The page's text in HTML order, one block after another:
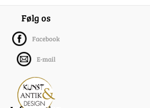
Følg os
Facebook
E-mail